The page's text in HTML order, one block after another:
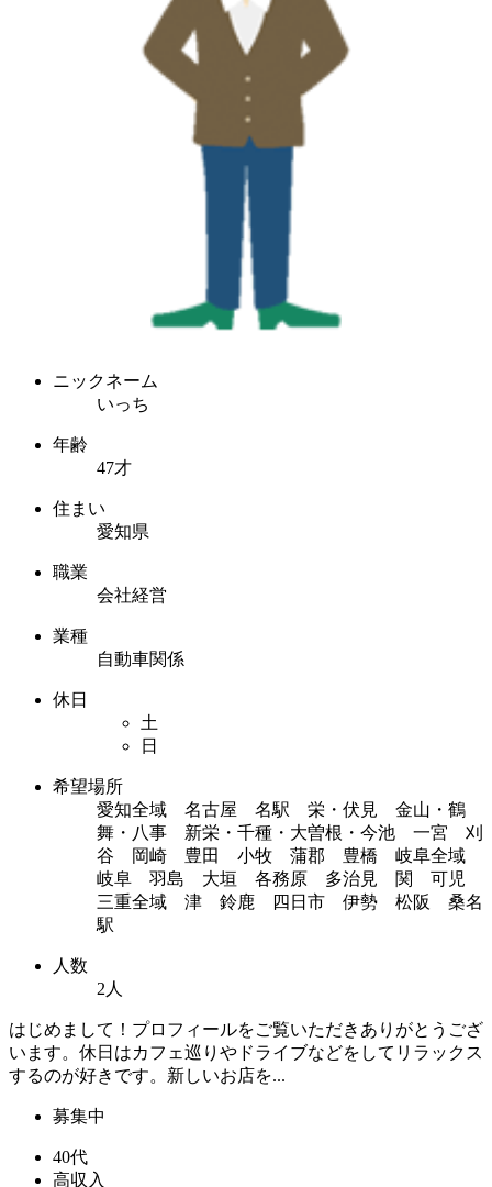
ニックネーム
いっち
年齢
47才
住まい
愛知県
職業
会社経営
業種
自動車関係
休日
土
日
希望場所
愛知全域 名古屋 名駅 栄・伏見 金山・鶴
舞・八事 新栄・千種・大曽根・今池 一宮 刈
谷 岡崎 豊田 小牧 蒲郡 豊橋 岐阜全域
岐阜 羽島 大垣 各務原 多治見 関 可児
三重全域 津 鈴鹿 四日市 伊勢 松阪 桑名
駅
人数
2人
はじめまして！プロフィールをご覧いただきありがとうござ
います。休日はカフェ巡りやドライブなどをしてリラックス
するのが好きです。新しいお店を...
募集中
40代
高収入